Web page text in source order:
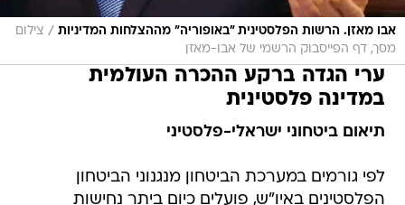
אבו מאזן. הרשות הפלסטינית "באופוריה" מההצלחות המדיניות / צילום
מסך, דף הפייסבוק הרשמי של אבו-מאזן
ערי הגדה ברקע ההכרה העולמית
במדינה פלסטינית
תיאום ביטחוני ישראלי-פלסטיני
לפי גורמים במערכת הביטחון מנגנוני הביטחון
הפלסטינים באיו"ש, פועלים כיום ביתר נחישות